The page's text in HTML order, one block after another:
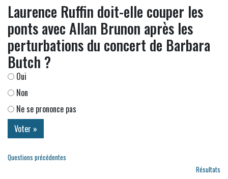
Laurence Ruffin doit-elle couper les
ponts avec Allan Brunon après les
perturbations du concert de Barbara
Butch ?
Oui
Non
Ne se prononce pas
Questions précédentes
Résultats